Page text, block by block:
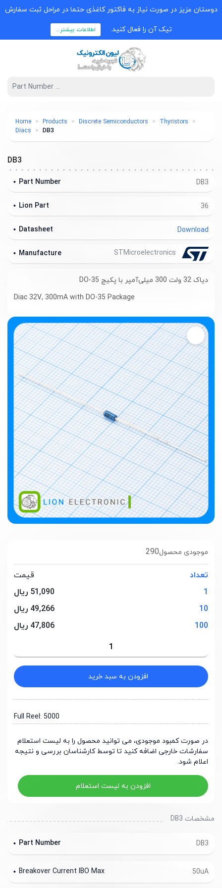
دوستان عزیز در صورت نیاز به فاکتور کاغذی حتما در مراحل ثبت سفارش
تیک آن را فعال کنید. اطلاعات بیشتر...
Home Products Discrete Semiconductors
Thyristors
Diacs
DB3
290موجودی محصول
تعداد
قیمت
1
51,090 ریال
10
49,266 ریال
100
47,806 ریال
افزودن به سبد خرید
Full Reel: 5000
در صورت کمبود موجودی، می توانید محصول را به لیست استعلام
سفارشات خارجی اضافه کنید تا توسط کارشناسان بررسی و نتیجه
اعلام شود.
افزودن به لیست استعلام
DB3
DB3
Part Number
36
Lion Part
Download
Datasheet
Manufacture
دیاک 32 ولت 300 میلی‌آمپر با پکیج DO-35
Diac 32V, 300mA with DO-35 Package
مشخصات DB3
DB3
Part Number
50uA
Breakover Current IBO Max